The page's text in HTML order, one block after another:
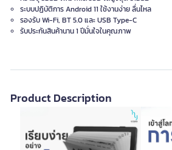
ระบบปฏิบัติการ Android 11 ใช้งานง่าย ลื่นไหล
รองรับ Wi-Fi, BT 5.0 และ USB Type-C
รับประกันสินค้านาน 1 ปีมั่นใจในคุณภาพ
Product Description